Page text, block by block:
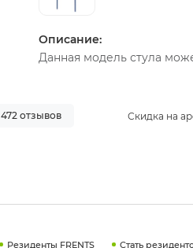
Описание:
Данная модель стула
472 отзывов Скидка на
Резиденты FRENTS Стать